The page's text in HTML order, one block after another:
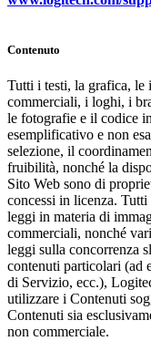
Contenuto
Tutti i testi, la grafica, le
commerciali, i loghi, i
le fotografie e il codice
esemplificativo e non
selezione, il
fruibilità, nonché la
Sito Web sono di
concessi in licenza.
leggi in materia di
commerciali, nonché
leggi sulla concorrenza
contenuti particolari (ad
di Servizio, ecc.),
utilizzare i Contenuti
Contenuti sia
non commerciale.